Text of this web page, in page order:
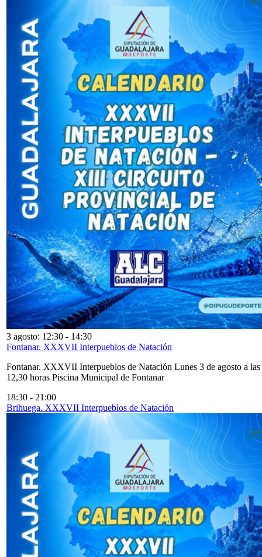
3 agosto: 12:30 - 14:30
Fontanar. XXXVII Interpueblos de Natación
Fontanar. XXXVII Interpueblos de Natación Lunes 3 de agosto a las
12,30 horas Piscina Municipal de Fontanar
18:30 - 21:00
Brihuega. XXXVII Interpueblos de Natación